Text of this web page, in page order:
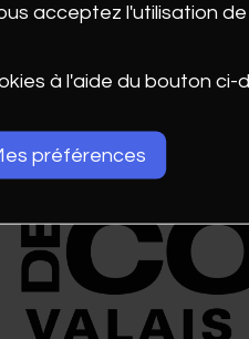
acceptez l'utilisation
à l'aide du bouton ci-
préférences